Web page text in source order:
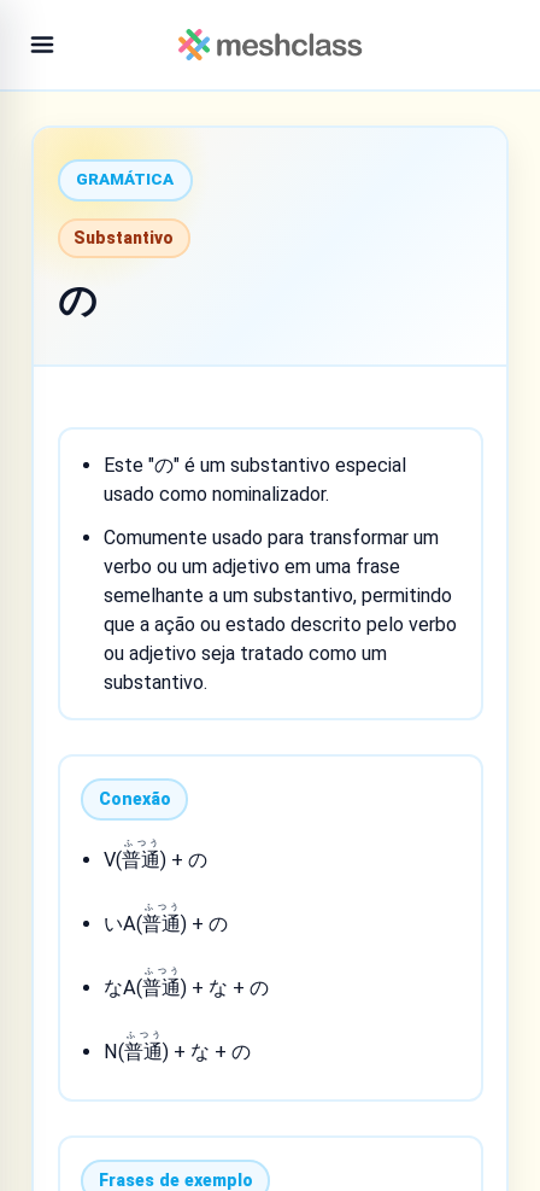
GRAMÁTICA
Substantivo
の
Este "の" é um substantivo especial
usado como nominalizador.
Comumente usado para transformar um
verbo ou um adjetivo em uma frase
semelhante a um substantivo, permitindo
que a ação ou estado descrito pelo verbo
ou adjetivo seja tratado como um
substantivo.
Conexão
V(普通
ふつう
) + の
いA(普通
ふつう
) + の
なA(普通
ふつう
) + な + の
N(普通
ふつう
) + な + の
Frases de exemplo